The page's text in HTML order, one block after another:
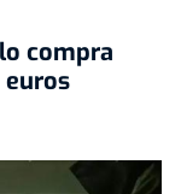
compra